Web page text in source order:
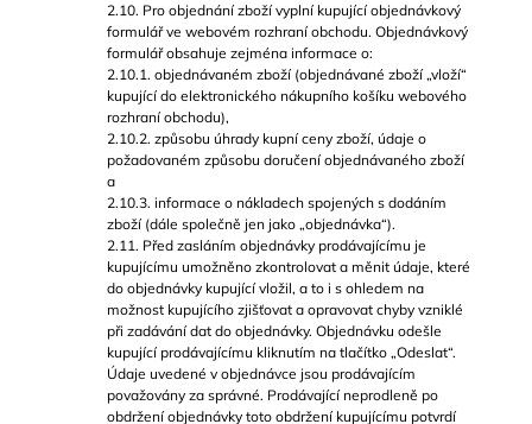
2.10. Pro objednání zboží vyplní kupující objednávkový
formulář ve webovém rozhraní obchodu. Objednávkový
formulář obsahuje zejména informace o:
2.10.1. objednávaném zboží (objednávané zboží „vloží“
kupující do elektronického nákupního košíku webového
rozhraní obchodu),
2.10.2. způsobu úhrady kupní ceny zboží, údaje o
požadovaném způsobu doručení objednávaného zboží
a
2.10.3. informace o nákladech spojených s dodáním
zboží (dále společně jen jako „objednávka“).
2.11. Před zasláním objednávky prodávajícímu je
kupujícímu umožněno zkontrolovat a měnit údaje, které
do objednávky kupující vložil, a to i s ohledem na
možnost kupujícího zjišťovat a opravovat chyby vzniklé
při zadávání dat do objednávky. Objednávku odešle
kupující prodávajícímu kliknutím na tlačítko „Odeslat“.
Údaje uvedené v objednávce jsou prodávajícím
považovány za správné. Prodávající neprodleně po
obdržení objednávky toto obdržení kupujícímu potvrdí